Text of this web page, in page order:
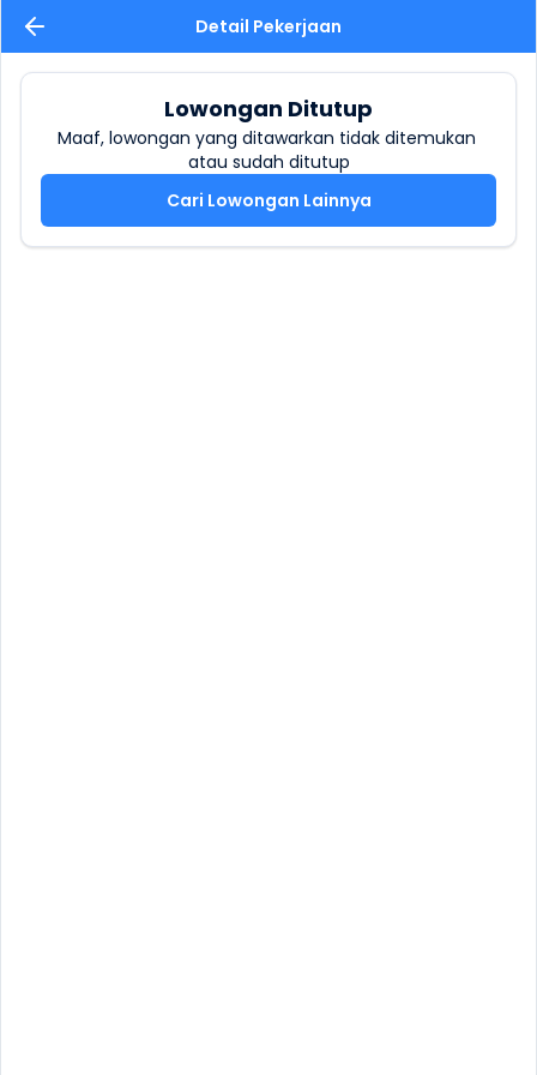
Detail Pekerjaan
Lowongan Ditutup
Maaf, lowongan yang ditawarkan tidak ditemukan
atau sudah ditutup
Cari Lowongan Lainnya